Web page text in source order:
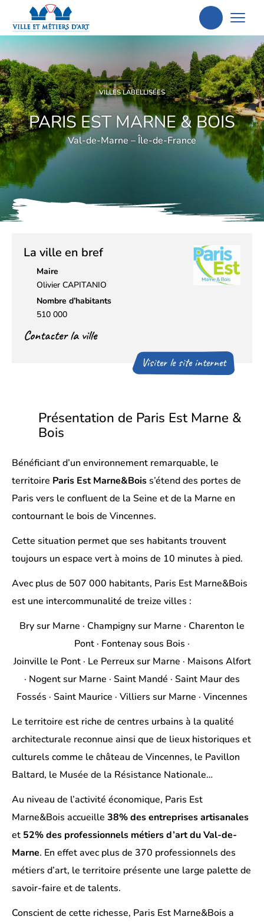
Aller
à
la
recherche
VILLES LABELLISÉES
PARIS EST MARNE & BOIS
Val-de-Marne – Île-de-France
La ville en bref
Maire
Olivier CAPITANIO
Nombre d’habitants
510 000
Contacter la ville
Visiter le site internet
Présentation de Paris Est Marne &
Bois
Bénéficiant d’un environnement remarquable, le
territoire Paris Est Marne&Boiss’étend des portes de
Paris vers le confluent de la Seine et de la Marne en
contournant le bois de Vincennes.
Cette situation permet que ses habitants trouvent
toujours un espace vert à moins de 10 minutes à pied.
Avec plus de 507 000 habitants, Paris Est Marne&Bois
est une intercommunalité de treize villes :
Bry sur Marne · Champigny sur Marne · Charenton le
Pont · Fontenay sous Bois ·
Joinville le Pont · Le Perreux sur Marne · Maisons Alfort
· Nogent sur Marne · Saint Mandé · Saint Maur des
Fossés · Saint Maurice · Villiers sur Marne · Vincennes
Le territoire est riche de centres urbains à la qualité
architecturale reconnue ainsi que de lieux historiques et
culturels comme le château de Vincennes, le Pavillon
Baltard, le Musée de la Résistance Nationale…
Au niveau de l’activité économique, Paris Est
Marne&Bois accueille 38% des entreprises artisanales
et 52% des professionnels métiers d’art du Val-de-
Marne. En effet avec plus de 370 professionnels des
métiers d’art, le territoire présente une large palette de
savoir-faire et de talents.
Conscient de cette richesse, Paris Est Marne&Bois a